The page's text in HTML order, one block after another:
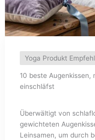
Yoga Produkt
10 beste Augenkissen,
einschläfst
Überwältigt von
gewichteten
Leinsamen, um durch